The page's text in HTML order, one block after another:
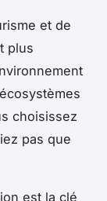
et de
plus
choisissez
pas que
est la clé